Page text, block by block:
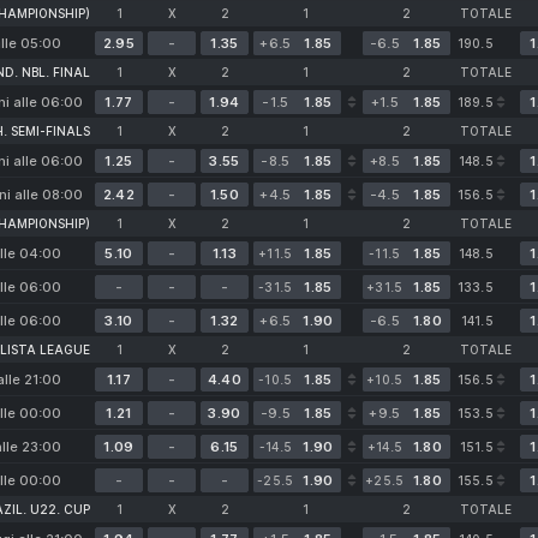
1 Х 2 1 2 TOTALE
05:00 2.95 - 1.35 +6.5 1.85 -6.5 1.85 190.5
NBL. FINAL 1 Х 2 1 2 TOTALE
alle 06:00 1.77 - 1.94 -1.5 1.85 +1.5 1.85 189.5
SEMI-FINALS 1 Х 2 1 2 TOTALE
alle 06:00 1.25 - 3.55 -8.5 1.85 +8.5 1.85 148.5
alle 08:00 2.42 - 1.50 +4.5 1.85 -4.5 1.85 156.5
1 Х 2 1 2 TOTALE
04:00 5.10 - 1.13 +11.5 1.85 -11.5 1.85 148.5
06:00 - - - -31.5 1.85 +31.5 1.85 133.5
06:00 3.10 - 1.32 +6.5 1.90 -6.5 1.80 141.5
LEAGUE 1 Х 2 1 2 TOTALE
21:00 1.17 - 4.40 -10.5 1.85 +10.5 1.85 156.5
00:00 1.21 - 3.90 -9.5 1.85 +9.5 1.85 153.5
23:00 1.09 - 6.15 -14.5 1.90 +14.5 1.80 151.5
00:00 - - - -25.5 1.90 +25.5 1.80 155.5
U22. CUP 1 Х 2 1 2 TOTALE